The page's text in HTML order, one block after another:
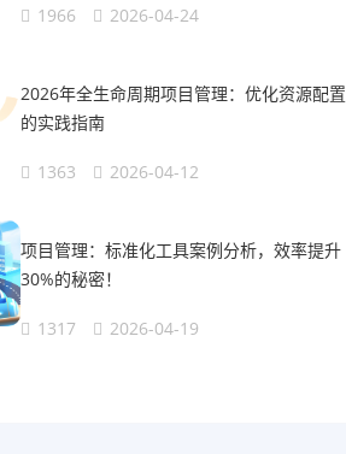
1966 2026-04-24
2026年全生命周期项目管理：优化资源配置
的实践指南
1363 2026-04-12
项目管理：标准化工具案例分析，效率提升
30%的秘密！
1317 2026-04-19